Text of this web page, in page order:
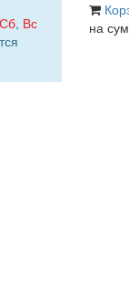
Сб, Вс
на